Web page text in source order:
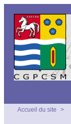
Accueil du site >